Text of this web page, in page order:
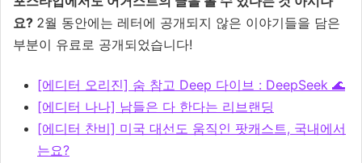
요? 2월 동안에는 레터에 공개되지 않은 이야기들을 담은
부분이 유료로 공개되었습니다!
[에디터 오리진] 숨 참고 Deep 다이브 : DeepSeek 🌊
[에디터 나나] 남들은 다 한다는 리브랜딩
[에디터 찬비] 미국 대선도 움직인 팟캐스트, 국내에서
는요?